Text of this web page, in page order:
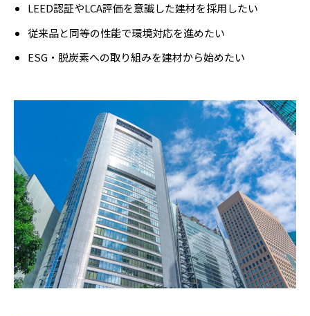
LEED認証やLCA評価を意識した建材を採用したい
従来品と同等の性能で環境対応を進めたい
ESG・脱炭素への取り組みを建材から始めたい